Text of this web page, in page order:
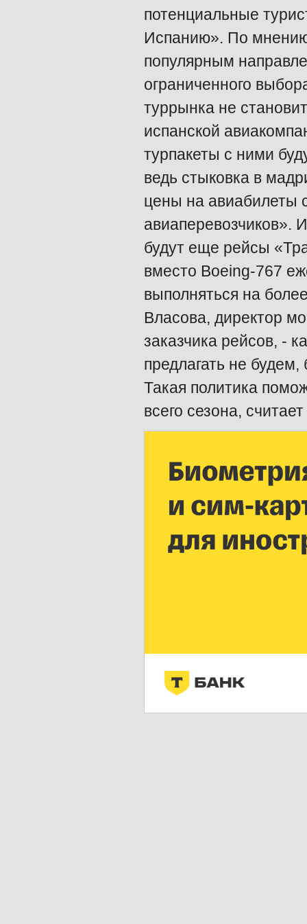
потенциальные
Испанию». По мнению
популярным
ограниченного
туррынка не
испанской
турпакеты с ними
ведь стыковка в
цены на авиабилеты
авиаперевозчиков».
будут еще рейсы
вместо Boeing-767
выполняться на
Власова, директор
заказчика рейсов, -
предлагать не
Такая политика
всего сезона, считает